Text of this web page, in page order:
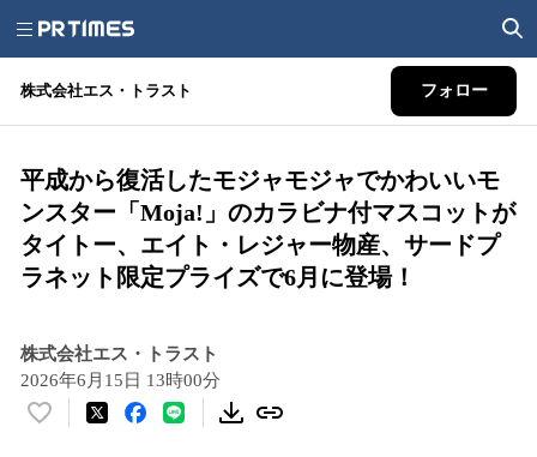
株式会社エス・トラスト フォロー
平成から復活したモジャモジャでかわいいモ
ンスター「Moja!」のカラビナ付マスコットが
タイトー、エイト・レジャー物産、サードプ
ラネット限定プライズで6月に登場！
株式会社エス・トラスト
2026年6月15日 13時00分
い